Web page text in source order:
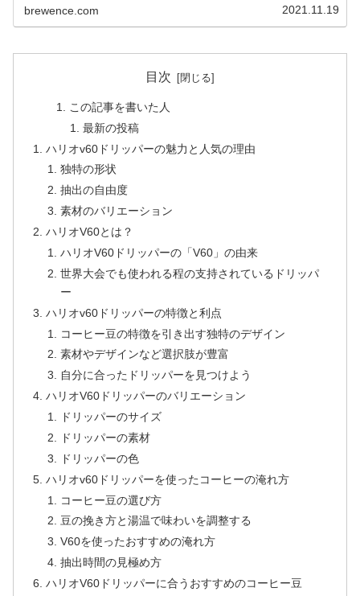
brewence.com 2021.11.19
目次
この記事を書いた人
最新の投稿
ハリオv60ドリッパーの魅力と人気の理由
独特の形状
抽出の自由度
素材のバリエーション
ハリオV60とは？
ハリオV60ドリッパーの「V60」の由来
世界大会でも使われる程の支持されているドリッパ
ー
ハリオv60ドリッパーの特徴と利点
コーヒー豆の特徴を引き出す独特のデザイン
素材やデザインなど選択肢が豊富
自分に合ったドリッパーを見つけよう
ハリオV60ドリッパーのバリエーション
ドリッパーのサイズ
ドリッパーの素材
ドリッパーの色
ハリオv60ドリッパーを使ったコーヒーの淹れ方
コーヒー豆の選び方
豆の挽き方と湯温で味わいを調整する
V60を使ったおすすめの淹れ方
抽出時間の見極め方
ハリオV60ドリッパーに合うおすすめのコーヒー豆